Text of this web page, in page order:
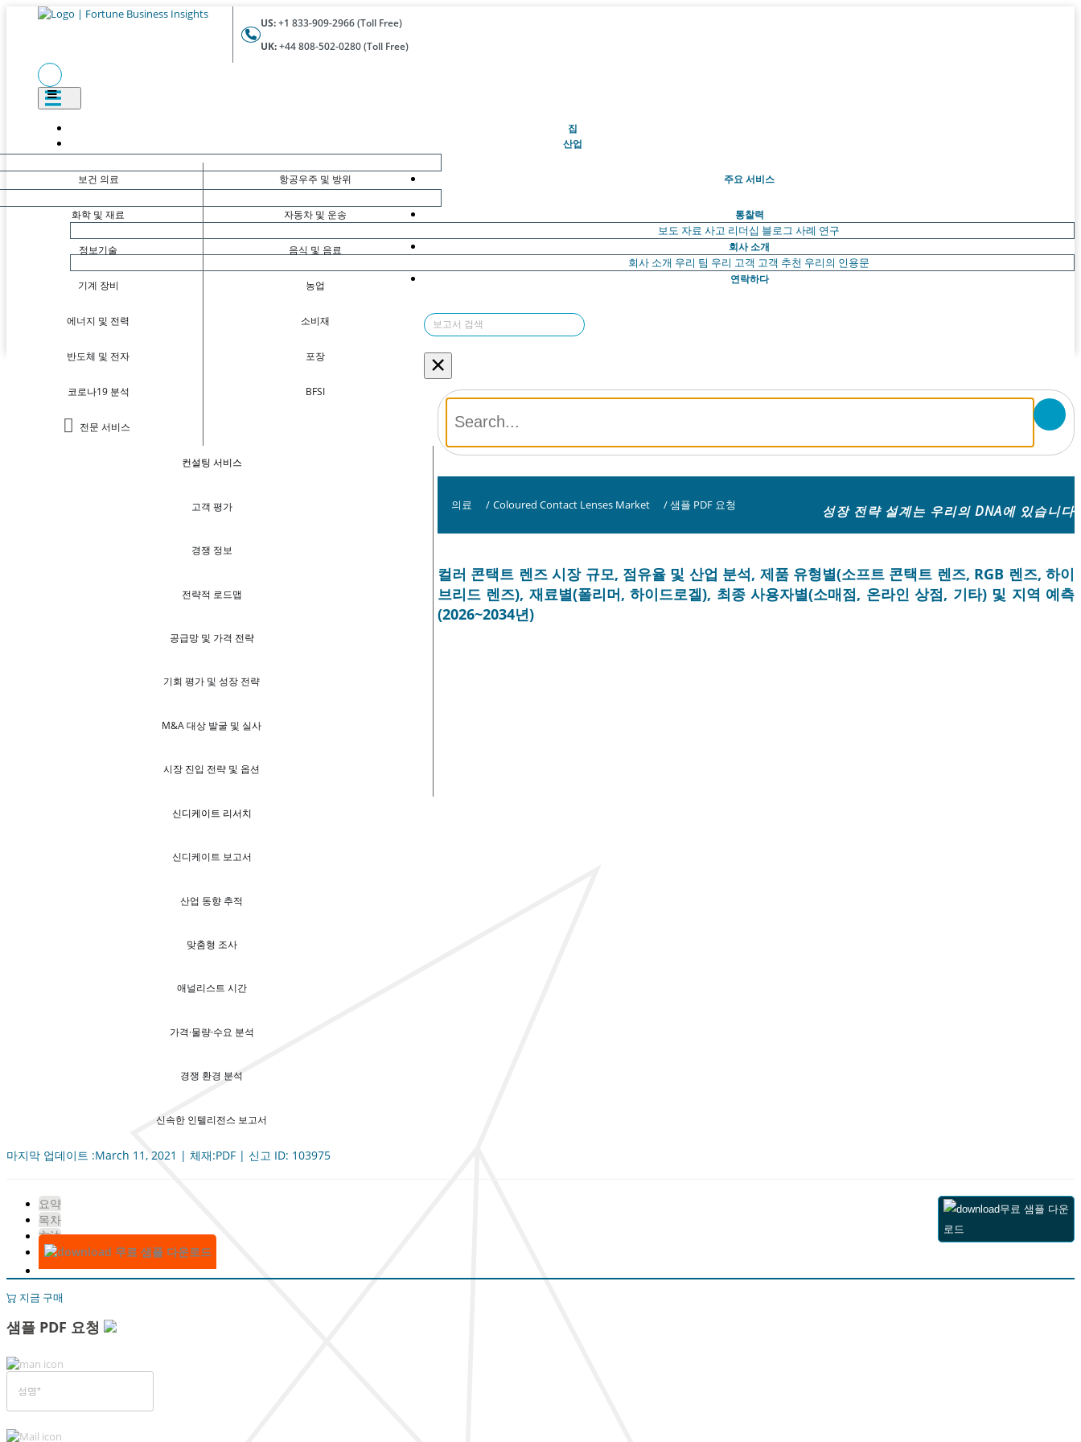
US:+1 833-909-2966 (Toll Free)
UK:+44 808-502-0280 (Toll Free)
집(현재의)
산업
보건 의료
화학 및 재료
정보기술
기계 장비
에너지 및 전력
반도체 및 전자
코로나19 분석
전문 서비스
항공우주 및 방위
자동차 및 운송
음식 및 음료
농업
소비재
포장
BFSI
주요 서비스
컨설팅 서비스
고객 평가
경쟁 정보
전략적 로드맵
공급망 및 가격 전략
기회 평가 및 성장 전략
M&A 대상 발굴 및 실사
시장 진입 전략 및 옵션
신디케이트 리서치
신디케이트 보고서
산업 동향 추적
맞춤형 조사
애널리스트 시간
가격·물량·수요 분석
경쟁 환경 분석
신속한 인텔리전스 보고서
통찰력
보도 자료 사고 리더십 블로그 사례 연구
회사 소개
회사 소개 우리 팀 우리 고객 고객 추천 우리의 인용문
연락하다
×
의료 / Coloured Contact Lenses Market / 샘플 PDF 요청 성장 전략 설계는 우리의 DNA에 있습니다
컬러 콘택트 렌즈 시장 규모, 점유율 및 산업 분석, 제품 유형별(소프트 콘택트 렌즈, RGB 렌즈, 하이
브리드 렌즈), 재료별(폴리머, 하이드로겔), 최종 사용자별(소매점, 온라인 상점, 기타) 및 지역 예측
(2026~2034년)
마지막 업데이트 :March 11, 2021 | 체재:PDF | 신고 ID: 103975
요약
목차
方法
무료 샘플 다운로드
무료 샘플 다운
로드
지금 구매
샘플 PDF 요청